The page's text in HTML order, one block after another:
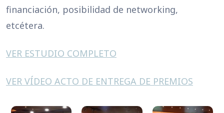
financiación, posibilidad de networking,
etcétera.
VER ESTUDIO COMPLETO
VER VÍDEO ACTO DE ENTREGA DE PREMIOS